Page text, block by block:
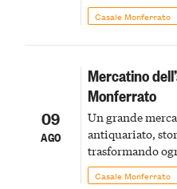
Casale Monferrato
09
AGO
Mercatino
Monferrato
Un grande
antiquariato,
trasformando
Monferrato in un
Casale Monferrato